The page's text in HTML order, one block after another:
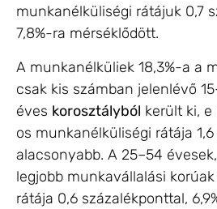
munkanélküliségi rátájuk 0,7
7,8%-ra mérséklődött.
A munkanélküliek 18,3%-a a
csak kis számban jelenlévő
éves korosztályból került ki, e
os munkanélküliségi rátája
alacsonyabb. A 25–54
legjobb munkavállalási
rátája 0,6 százalékponttal, 6,9